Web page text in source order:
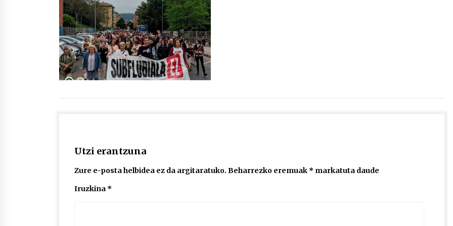
protagonista
2026/07/16
POTTO: San Pedro jaietako bertso-
saioa
2026/07/09
Utzi erantzuna
Zure e-posta helbidea ez da argitaratuko. Beharrezko eremuak * markatuta daude
Iruzkina *